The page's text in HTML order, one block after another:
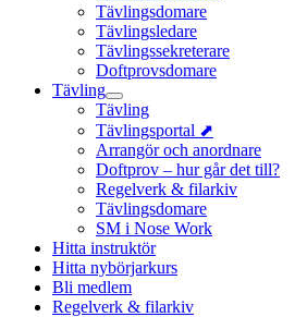
Tävlingsdomare
Tävlingsledare
Tävlingssekreterare
Doftprovsdomare
Tävling
Tävling
Tävlingsportal ⬈
Arrangör och anordnare
Doftprov – hur går det till?
Regelverk & filarkiv
Tävlingsdomare
SM i Nose Work
Hitta instruktör
Hitta nybörjarkurs
Bli medlem
Regelverk & filarkiv